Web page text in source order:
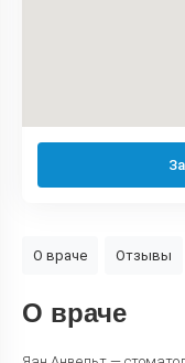
О враче Отзывы
О враче